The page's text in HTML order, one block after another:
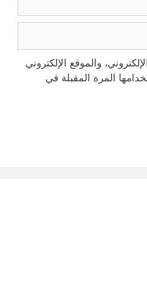
والموقع الإلكتروني
المرة المقبلة في